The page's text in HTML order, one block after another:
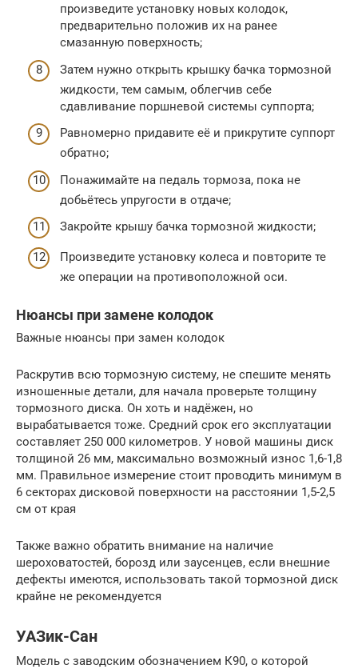
произведите установку новых колодок,
предварительно положив их на ранее
смазанную поверхность;
Затем нужно открыть крышку бачка тормозной
жидкости, тем самым, облегчив себе
сдавливание поршневой системы суппорта;
Равномерно придавите её и прикрутите суппорт
обратно;
Понажимайте на педаль тормоза, пока не
добьётесь упругости в отдаче;
Закройте крышу бачка тормозной жидкости;
Произведите установку колеса и повторите те
же операции на противоположной оси.
Нюансы при замене колодок
Важные нюансы при замен колодок
Раскрутив всю тормозную систему, не спешите менять
изношенные детали, для начала проверьте толщину
тормозного диска. Он хоть и надёжен, но
вырабатывается тоже. Средний срок его эксплуатации
составляет 250 000 километров. У новой машины диск
толщиной 26 мм, максимально возможный износ 1,6-1,8
мм. Правильное измерение стоит проводить минимум в
6 секторах дисковой поверхности на расстоянии 1,5-2,5
см от края
Также важно обратить внимание на наличие
шероховатостей, борозд или заусенцев, если внешние
дефекты имеются, использовать такой тормозной диск
крайне не рекомендуется
УАЗик-Сан
Модель с заводским обозначением К90, о которой